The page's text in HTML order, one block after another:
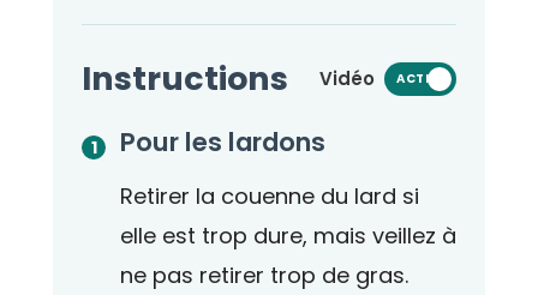
Instructions Vidéo ACTIVÉ
Pour les lardons
Retirer la couenne du lard si
elle est trop dure, mais veillez à
ne pas retirer trop de gras.